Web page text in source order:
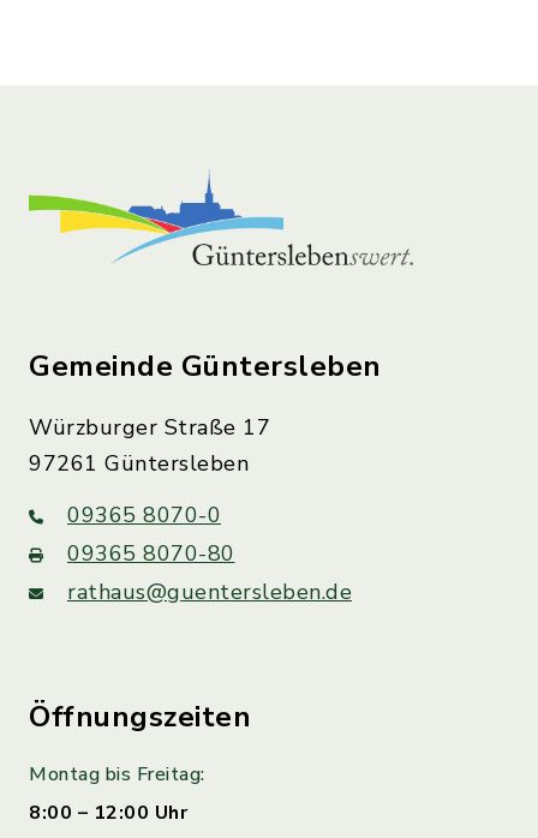
Gemeinde Güntersleben
Würzburger Straße 17
97261 Güntersleben
09365 8070-0
09365 8070-80
rathaus@guentersleben.de
Öffnungszeiten
Montag bis Freitag:
8:00 – 12:00 Uhr